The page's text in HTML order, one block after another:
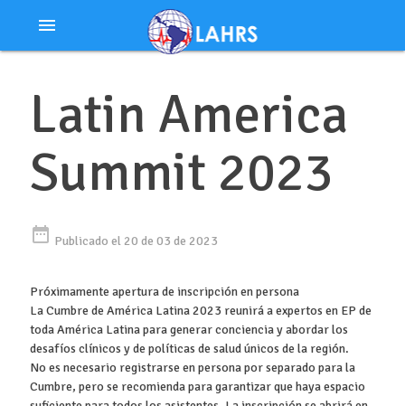
menu
Latin America
Summit 2023
date_range Publicado el 20 de 03 de 2023
Próximamente apertura de inscripción en persona
La Cumbre de América Latina 2023 reunirá a expertos en EP de
toda América Latina para generar conciencia y abordar los
desafíos clínicos y de políticas de salud únicos de la región.
No es necesario registrarse en persona por separado para la
Cumbre, pero se recomienda para garantizar que haya espacio